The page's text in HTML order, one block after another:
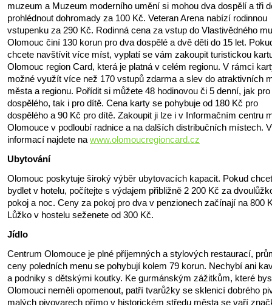
muzeum a Muzeum moderního umění si mohou dva dospělí a tři
prohlédnout dohromady za 100 Kč. Veteran Arena nabízí rodinnou
vstupenku za 290 Kč. Rodinná cena za vstup do Vlastivědného
Olomouc činí 130 korun pro dva dospělé a dvě děti do 15 let.
chcete navštívit více míst, vyplatí se vám zakoupit turistickou
Olomouc region Card, která je platná v celém regionu. V rámci
možné využít více než 170 vstupů zdarma a slev do atraktivních
města a regionu. Pořídit si můžete 48 hodinovou či 5 denní, jak pro
dospělého, tak i pro dítě. Cena karty se pohybuje od 180 Kč pro
dospělého a 90 Kč pro dítě. Zakoupit ji lze i v Informačním centru
Olomouce v podloubí radnice a na dalších distribučních místech.
informací najdete na www.olomoucregioncard.cz
Ubytování
Olomouc poskytuje široký výběr ubytovacích kapacit. Pokud
bydlet v hotelu, počítejte s výdajem přibližně 2 200 Kč za
pokoj a noc. Ceny za pokoj pro dva v penzionech začínají na 800
Lůžko v hostelu seženete od 300 Kč.
Jídlo
Centrum Olomouce je plné příjemných a stylových restaurací,
ceny poledních menu se pohybují kolem 79 korun. Nechybí ani
a podniky s dětskými koutky. Ke gurmánským zážitkům, které
Olomouci neměli opomenout, patří tvarůžky se sklenicí dobrého
malých pivovarech přímo v historickém středu města se vaří